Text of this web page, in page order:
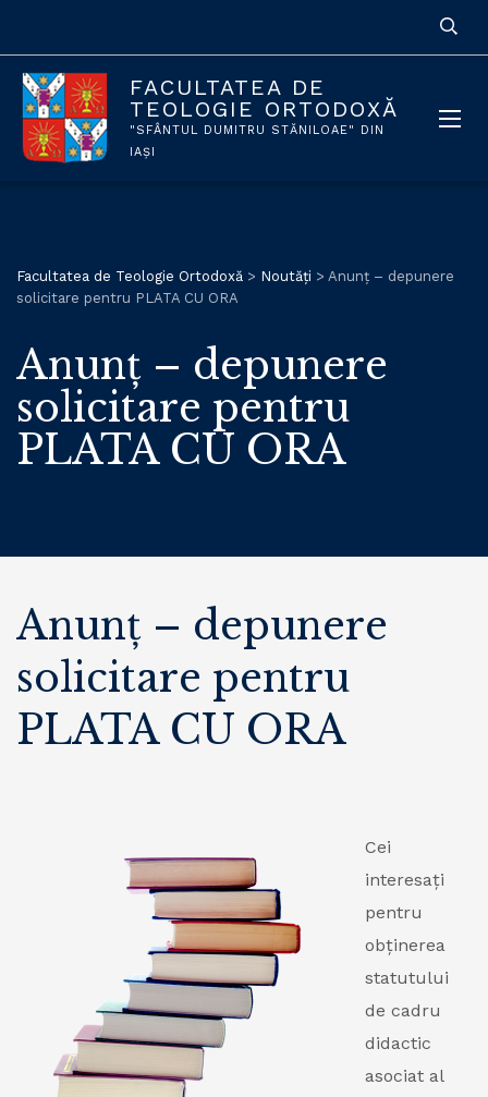
FACULTATEA DE
TEOLOGIE ORTODOXĂ
"SFÂNTUL DUMITRU STĂNILOAE" DIN
IAȘI
Facultatea de Teologie Ortodoxă > Noutăți > Anunț – depunere
solicitare pentru PLATA CU ORA
Anunț – depunere
solicitare pentru
PLATA CU ORA
Anunț – depunere
solicitare pentru
PLATA CU ORA
Cei
interesați
pentru
obținerea
statutului
de cadru
didactic
asociat al